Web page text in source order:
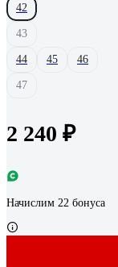
42
43
44 45 46
47
2 240 ₽
Начислим 22 бонуса